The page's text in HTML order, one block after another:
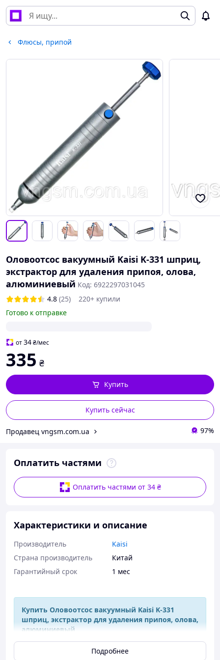
Флюсы, припой
Оловоотсос вакуумный Kaisi K-331 шприц,
экстрактор для удаления припоя, олова,
алюминиевый Код: 6922297031045
4.8 (25)
220+ купили
Готово к отправке
от34₴/мес
335 ₴
Купить сейчас
Купить
Продавец vngsm.com.ua 97%
Оплатить частями
Оплатить частями от 34 ₴
Характеристики и описание
Производитель
Kaisi
Страна производитель
Китай
Гарантийный срок
1 мес
Купить Оловоотсос вакуумный Kaisi K-331
шприц, экстрактор для удаления припоя, олова,
алюминиевый
Знакомьтесь с новым помощником для профессионалов
Подробнее